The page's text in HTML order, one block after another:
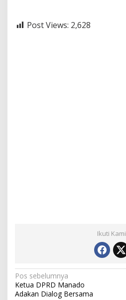
Post Views: 2,628
Ikuti Kami
N
a
Pos sebelumnya
Ketua DPRD Manado
Adakan Dialog Bersama